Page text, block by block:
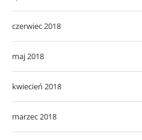
czerwiec 2018
maj 2018
kwiecień 2018
marzec 2018